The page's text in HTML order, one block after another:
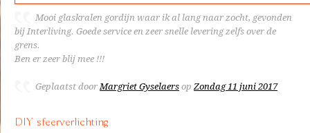
Mooi glaskralen gordijn waar ik al lang naar zocht, gevonden
bij Interliving. Goede service en zeer snelle levering zelfs over de
grens.
Ben er zeer blij mee !!!
Geplaatst doorMargriet Gyselaers op Zondag 11 juni 2017
DIY sfeerverlichting